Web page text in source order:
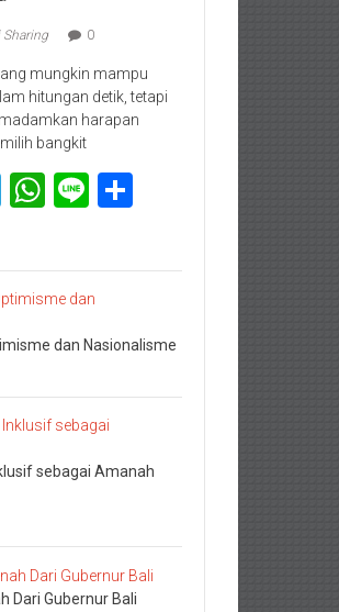
Sharing 0
mungkin mampu
hitungan detik, tetapi
harapan
bangkit
Telegram
WhatsApp
Line
dan Nasionalisme
sebagai Amanah
Dari Gubernur Bali